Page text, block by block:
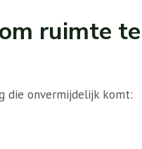
ruimte
die onvermijdelijk komt: